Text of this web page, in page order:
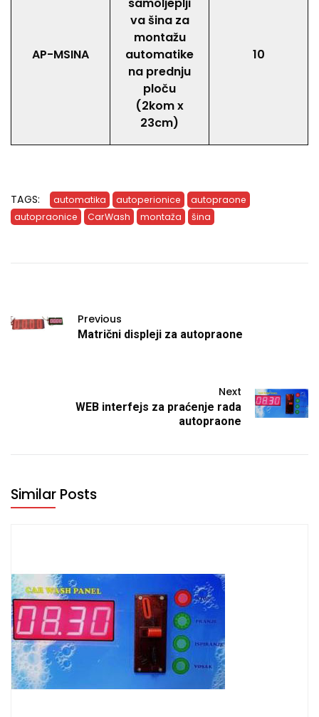
AP-MSINA
va šina za
montažu
automatike
na prednju
ploču
(2kom x
23cm)
10
TAGS: automatika autoperionice
autopraone
autopraonice
CarWash montaža šina
Previous
Matrični displeji za autopraone
Next
WEB interfejs za praćenje rada
autopraone
Similar Posts